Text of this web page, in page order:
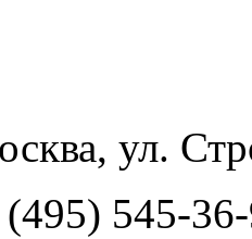
ул.
545-